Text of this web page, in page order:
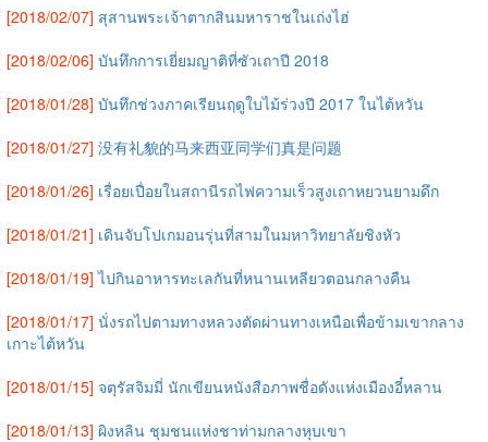
[2018/02/07] สุสานพระเจ้าตากสินมหาราชในเถ่งไฮ่
[2018/02/06] บันทึกการเยี่ยมญาติที่ซัวเถาปี 2018
[2018/01/28] บันทึกช่วงภาคเรียนฤดูใบไม้ร่วงปี 2017 ในไต้หวัน
[2018/01/27] 没有礼貌的马来西亚同学们真是问题
[2018/01/26] เรื่อยเปื่อยในสถานีรถไฟความเร็วสูงเถาหยวนยามดึก
[2018/01/21] เดินจับโปเกมอนรุ่นที่สามในมหาวิทยาลัยชิงหัว
[2018/01/19] ไปกินอาหารทะเลกันที่หนานเหลียวตอนกลางคืน
[2018/01/17] นั่งรถไปตามทางหลวงตัดผ่านทางเหนือเพื่อข้ามเขากลาง
เกาะไต้หวัน
[2018/01/15] จตุรัสจิมมี่ นักเขียนหนังสือภาพชื่อดังแห่งเมืองอี๋หลาน
[2018/01/13] ผิงหลิน ชุมชนแห่งชาท่ามกลางหุบเขา